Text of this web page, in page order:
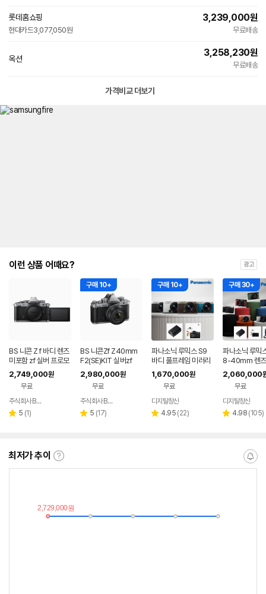
롯데홈쇼핑
현대카드3,077,050원
3,239,000원
무료배송
옥션
3,258,230원
무료배송
가격비교 더보기
이런 상품 어때요? 광고
BS 니콘 Z f 바디 렌즈
미포함 zf 실버 프로모
션
2,749,000원
무료
주식회사 BS디지털
별 5 리
(1)
구매 10+
BS 니콘Zf Z40mm
F2(SE)KIT 실버zf
2,980,000원
무료
주식회사 BS디지털
별 5 리
(17)
구매 10+
파나소닉 루믹스 S9
바디 풀프레임 미러리
스
1,670,000원
무료
디지탈창신
별 4.95 리
(22)
구매 30+
파나소닉 루믹
8-40mm 렌
프레임 미러리
라
2,060,000
무료
디지탈창신
별 4.98 리
(105)
최저가 추이
최
이
란?
알